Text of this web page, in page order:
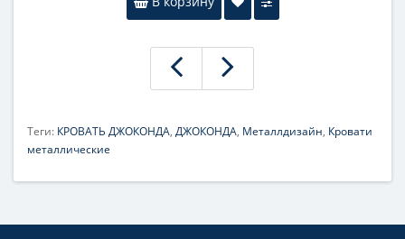
Теги: КРОВАТЬ ДЖОКОНДА, ДЖОКОНДА, Металлдизайн, Кровати
металлические